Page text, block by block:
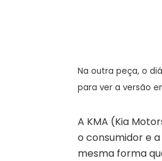
Na outra peça, o
para ver a versão
A KMA (Kia
o consumidor e
mesma forma